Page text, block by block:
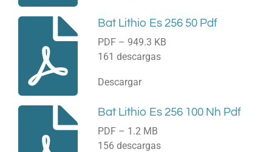
Bat Lithio Es 256 50 Pdf
PDF – 949.3 KB
161 descargas
Descargar
Bat Lithio Es 256 100 Nh Pdf
PDF – 1.2 MB
156 descargas